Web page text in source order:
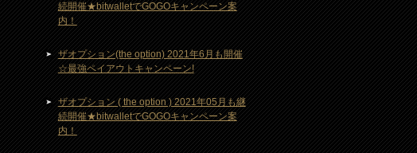
続開催★bitwalletでGOGOキャンペーン案
内！
ザオプション(the option) 2021年6月も開催
☆最強ペイアウトキャンペーン!
ザオプション ( the option ) 2021年05月も継
続開催★bitwalletでGOGOキャンペーン案
内！